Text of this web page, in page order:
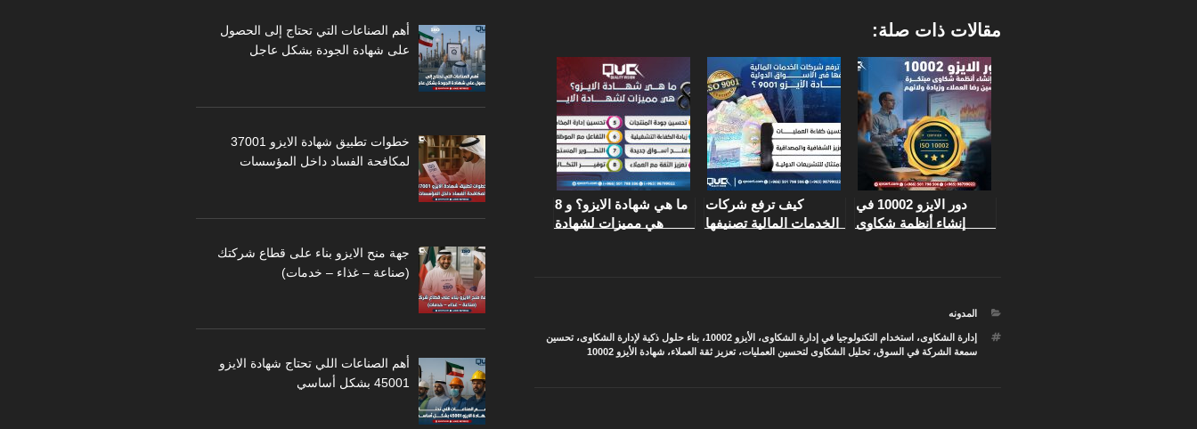
مقالات ذات صلة:
دور الايزو 10002 في
إنشاء أنظمة شكاوى
كيف ترفع شركات
الخدمات المالية تصنيفها
ما هي شهادة الايزو؟ و 8
هي مميزات لشهادة
التصنيفات
المدونه
الوسوم
إدارة الشكاوى، استخدام التكنولوجيا في إدارة الشكاوى، الأيزو 10002 ،بناء حلول ذكية لإدارة الشكاوى،تحسين
سمعة الشركة في السوق،تحليل الشكاوى لتحسين العمليات،تعزيز ثقة العملاء،شهادة الأيزو 10002
أهم الصناعات التي تحتاج إلى الحصول
على شهادة الجودة بشكل عاجل
خطوات تطبيق شهادة الايزو 37001
لمكافحة الفساد داخل المؤسسات
جهة منح الايزو بناء على قطاع شركتك
(صناعة – غذاء – خدمات)
أهم الصناعات اللي تحتاج شهادة الايزو
45001 بشكل أساسي